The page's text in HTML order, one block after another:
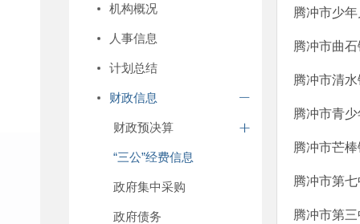
机构概况
人事信息
计划总结
财政信息
财政预决算
“三公”经费信息
政府集中采购
政府债务
腾冲市少
腾冲市曲
腾冲市清
腾冲市青
腾冲市芒
腾冲市第
腾冲市第